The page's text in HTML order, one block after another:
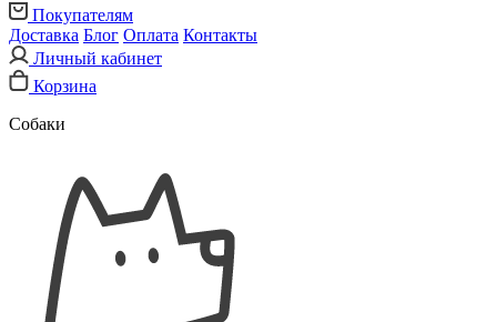
Покупателям
Доставка Блог Оплата Контакты
Личный кабинет
Корзина
Собаки